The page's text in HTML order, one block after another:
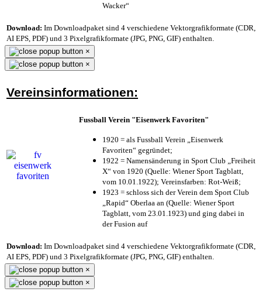
Wacker“
Download: Im Downloadpaket sind 4 verschiedene Vektorgrafikformate (CDR,
AI EPS, PDF) und 3 Pixelgrafikformate (JPG, PNG, GIF) enthalten.
×
×
Vereinsinformationen:
Fussball Verein "Eisenwerk Favoriten"
1920 = als Fussball Verein „Eisenwerk
Favoriten“ gegründet;
1922 = Namensänderung in Sport Club „Freiheit
X“ von 1920 (Quelle: Wiener Sport Tagblatt,
vom 10.01.1922); Vereinsfarben: Rot-Weiß;
1923 = schloss sich der Verein dem Sport Club
„Rapid“ Oberlaa an (Quelle: Wiener Sport
Tagblatt, vom 23.01.1923) und ging dabei in
der Fusion auf
Download: Im Downloadpaket sind 4 verschiedene Vektorgrafikformate (CDR,
AI EPS, PDF) und 3 Pixelgrafikformate (JPG, PNG, GIF) enthalten.
×
×